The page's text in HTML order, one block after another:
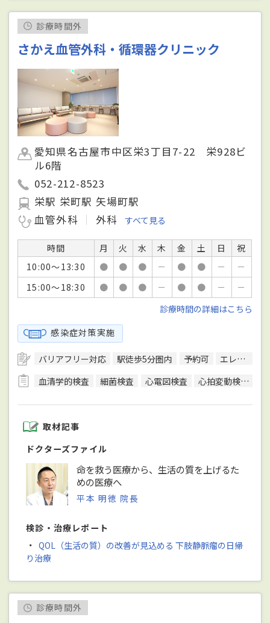
診療時間外
さかえ血管外科・循環器クリニック
愛知県名古屋市中区栄3丁目7-22 栄928ビ
ル6階
052-212-8523
栄駅 栄町駅 矢場町駅
血管外科
外科 すべて見る
時間 月 火 水 木 金 土 日
祝
10:00～13:30
● ● ● － ● ● －
－
15:00～18:30
● ● ● － ● ● －
－
診療時間の詳細はこちら
感染症対策実施
バリアフリー対応 駅徒歩5分圏内 予約可
エレベーターあり
血清学的検査
細菌検査 心電図検査 心拍変動検査
取材記事
ドクターズファイル
命を救う医療から、生活の質を上げるた
めの医療へ
平本 明徳 院長
検診・治療レポート
・ QOL（生活の質）の改善が見込める 下肢静脈瘤の日帰
り治療
診療時間外